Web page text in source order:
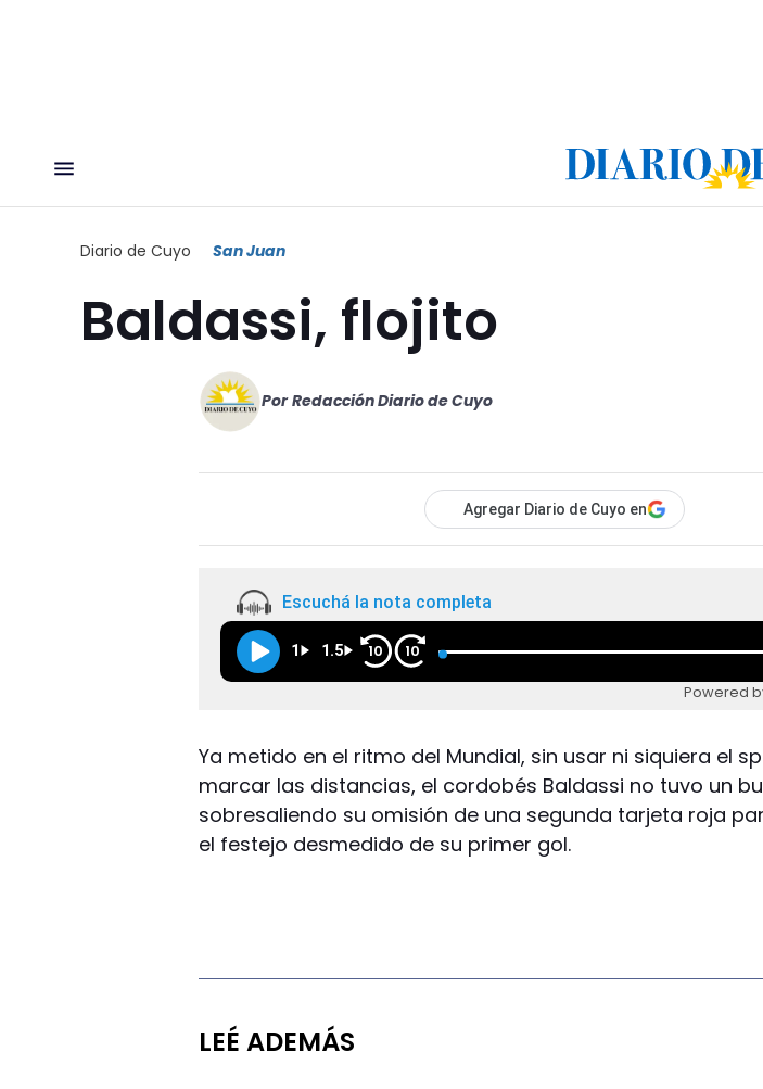
Diario de Cuyo San Juan
Baldassi, flojito
Por Redacción Diario de Cuyo
Agregar Diario de Cuyo en
Escuchá la nota completa
1 1.5 10 10
Powered
Ya metido en el ritmo del Mundial, sin usar ni siquiera el
marcar las distancias, el cordobés Baldassi no tuvo un
sobresaliendo su omisión de una segunda tarjeta roja
el festejo desmedido de su primer gol.
LEÉ ADEMÁS